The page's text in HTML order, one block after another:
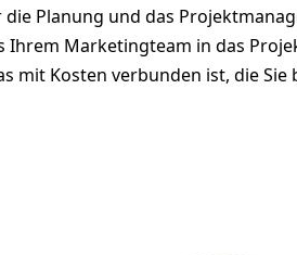
Planung und das
Ihrem Marketingteam in das
mit Kosten verbunden ist, die Sie